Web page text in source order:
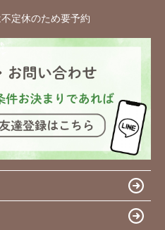
定休のため要予約